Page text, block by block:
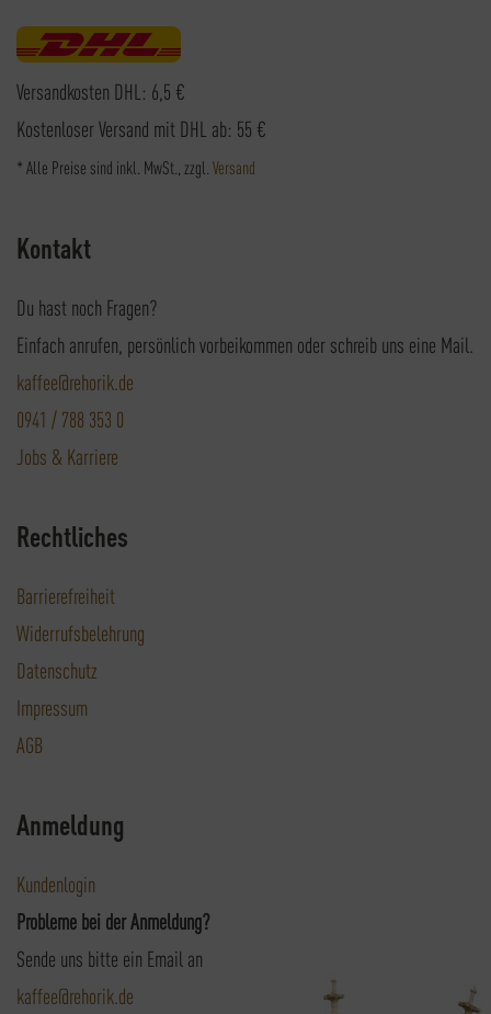
Versandkosten DHL: 6,5 €
Kostenloser Versand mit DHL ab: 55 €
* Alle Preise sind inkl. MwSt., zzgl. Versand
Kontakt
Du hast noch Fragen?
Einfach anrufen, persönlich vorbeikommen oder schreib uns eine Mail.
kaffee@rehorik.de
0941 / 788 353 0
Jobs & Karriere
Rechtliches
Barrierefreiheit
Widerrufsbelehrung
Datenschutz
Impressum
AGB
Anmeldung
Kundenlogin
Probleme bei der Anmeldung?
Sende uns bitte ein Email an
kaffee@rehorik.de